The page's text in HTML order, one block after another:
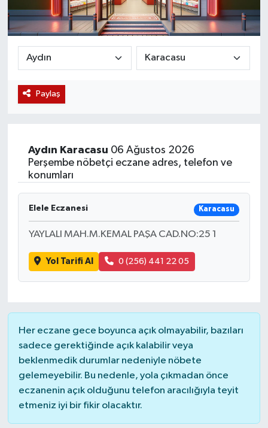
Paylaş
Aydın Karacasu 06 Ağustos 2026
Perşembe nöbetçi eczane adres, telefon ve
konumları
Elele Eczanesi Karacasu
YAYLALI MAH.M.KEMAL PAŞA CAD.NO:25 1
Yol Tarifi Al 0 (256) 441 22 05
Her eczane gece boyunca açık olmayabilir, bazıları
sadece gerektiğinde açık kalabilir veya
beklenmedik durumlar nedeniyle nöbete
gelemeyebilir. Bu nedenle, yola çıkmadan önce
eczanenin açık olduğunu telefon aracılığıyla teyit
etmeniz iyi bir fikir olacaktır.
Magazin
Etkinlikler